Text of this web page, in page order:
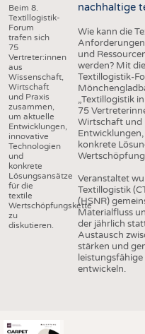
Beim 8.
Textillogistik-
Forum
trafen sich
75
Vertreter:innen
aus
Wissenschaft,
Wirtschaft
und Praxis
zusammen,
um aktuelle
Entwicklungen,
innovative
Technologien
und
konkrete
Lösungsansätze
für die
textile
Wertschöpfungskette
zu
diskutieren.
nachhaltige
Wie kann die
und
werden? Mit
Textillogistik-
„Textillogistik
75
Wirtschaft und
konkrete
Veranstaltet
Textillogistik
(HSNR)
Materialfluss
der jährlich
Austausch
stärken und
entwickeln.